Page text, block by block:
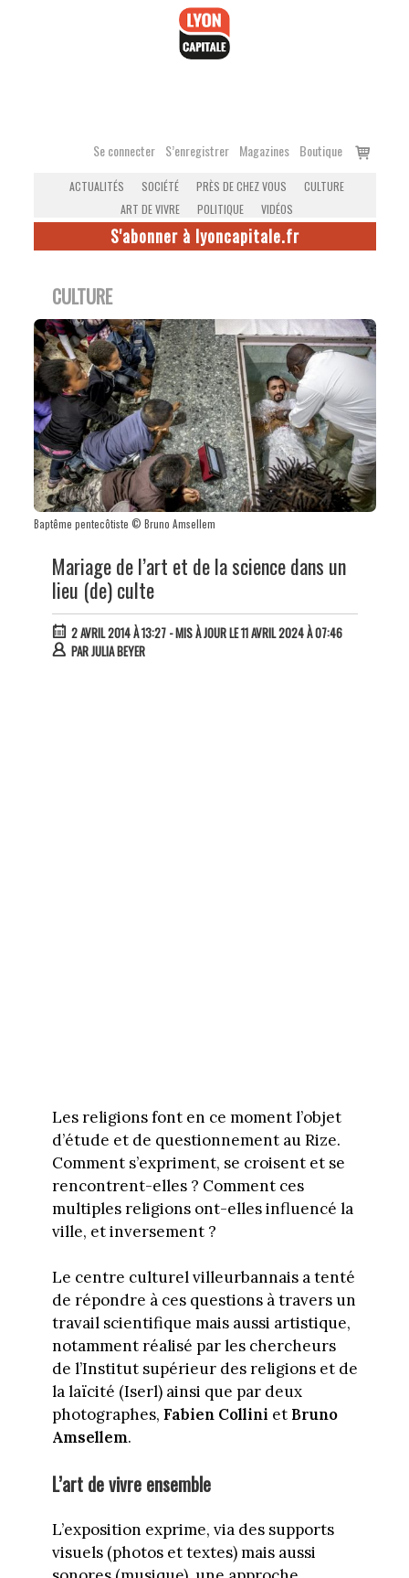
Se connecter S’enregistrer Magazines Boutique
Voir
ACTUALITÉS SOCIÉTÉ PRÈS DE CHEZ VOUS
CULTURE
ART DE VIVRE
POLITIQUE VIDÉOS
S'abonner à lyoncapitale.fr
CULTURE
Baptême pentecôtiste © Bruno Amsellem
Mariage de l’art et de la science dans un
lieu (de) culte
2 AVRIL 2014 À 13:27- MIS À JOUR LE 11 AVRIL 2024 À 07:46
PARJULIA BEYER
Les religions font en ce moment l’objet
d’étude et de questionnement au Rize.
Comment s’expriment, se croisent et se
rencontrent-elles ? Comment ces
multiples religions ont-elles influencé la
ville, et inversement ?
Le centre culturel villeurbannais a tenté
de répondre à ces questions à travers un
travail scientifique mais aussi artistique,
notamment réalisé par les chercheurs
de l’Institut supérieur des religions et de
la laïcité (Iserl) ainsi que par deux
photographes, Fabien Collini et Bruno
Amsellem.
L’art de vivre ensemble
L’exposition exprime, via des supports
visuels (photos et textes) mais aussi